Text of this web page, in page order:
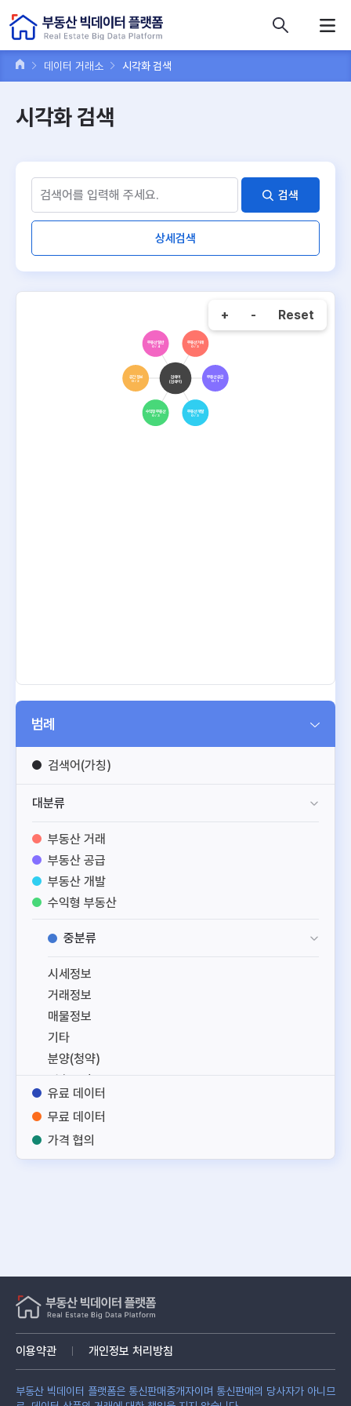
데이터 거래소 시각화 검색
시각화 검색
검색
상세검색
검색어
(검색어)
부동산 거래
0 / 3
부동산 공급
0 / 1
부동산 개발
0 / 3
수익형 부동산
0 / 3
공간 정보
0 / 2
부동산 일반
0 / 4
+ - Reset
범례
검색어(가칭)
대분류
부동산 거래
부동산 공급
부동산 개발
수익형 부동산
부동산 일반
중분류
시세정보
거래정보
매물정보
기타
분양(청약)
건축도면
토지
건축
노후부동산
융합정보
기타
유료 데이터
무료 데이터
가격 협의
이용약관 개인정보 처리방침
부동산 빅데이터 플랫폼은 통신판매중개자이며 통신판매의 당사자가 아니므